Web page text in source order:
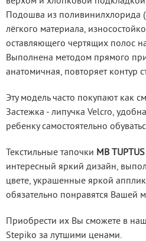
Подошва из поливинилхлорида
лёгкого материала,
оставляющего чертящих полос
Выполнена методом прямого
анатомичная, повторяет контур
Эту модель часто покупают как
Застежка - липучка Velcro,
ребенку самостоятельно
Текстильные тапочки MB
интересный яркий дизайн,
цвете, украшенные яркой
обязательно понравятся Вашей
Приобрести их Вы сможете в
Stepiko за лутшими ценами.